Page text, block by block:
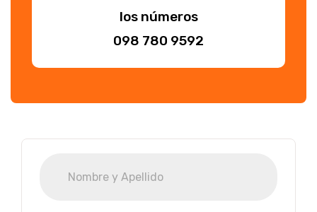
los números
098 780 9592